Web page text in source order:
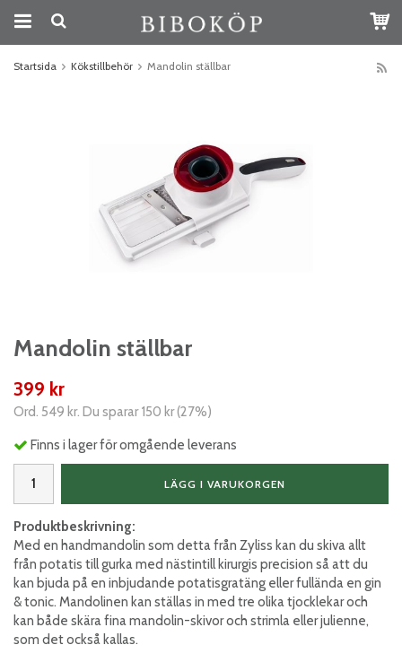
Startsida Kökstillbehör Mandolin ställbar
Mandolin ställbar
399 kr
Ord. 549 kr. Du sparar150 kr(27%)
Finns i lager för omgående leverans
LÄGG I VARUKORGEN
Produktbeskrivning:
Med en handmandolin som detta från Zyliss kan du skiva allt
från potatis till gurka med nästintill kirurgis precision så att du
kan bjuda på en inbjudande potatisgratäng eller fullända en gin
& tonic. Mandolinen kan ställas in med tre olika tjocklekar och
kan både skära fina mandolin-skivor och strimla eller julienne,
som det också kallas.